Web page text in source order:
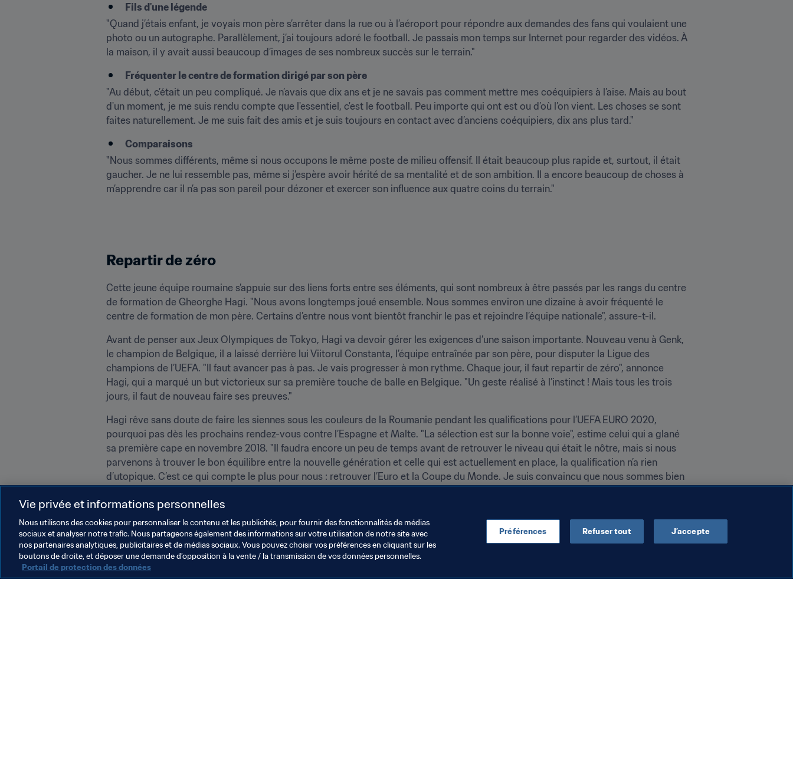
Fils d'une légende
"Quand j’étais enfant, je voyais mon père s’arrêter dans la rue ou à l’aéroport pour répondre aux demandes des fans qui voulaient une
photo ou un autographe. Parallèlement, j’ai toujours adoré le football. Je passais mon temps sur Internet pour regarder des vidéos. À
la maison, il y avait aussi beaucoup d’images de ses nombreux succès sur le terrain."
Fréquenter le centre de formation dirigé par son père
"Au début, c’était un peu compliqué. Je n’avais que dix ans et je ne savais pas comment mettre mes coéquipiers à l’aise. Mais au bout
d'un moment, je me suis rendu compte que l'essentiel, c'est le football. Peu importe qui ont est ou d’où l’on vient. Les choses se sont
faites naturellement. Je me suis fait des amis et je suis toujours en contact avec d’anciens coéquipiers, dix ans plus tard."
Comparaisons
"Nous sommes différents, même si nous occupons le même poste de milieu offensif. Il était beaucoup plus rapide et, surtout, il était
gaucher. Je ne lui ressemble pas, même si j’espère avoir hérité de sa mentalité et de son ambition. Il a encore beaucoup de choses à
m’apprendre car il n’a pas son pareil pour dézoner et exercer son influence aux quatre coins du terrain."
Repartir de zéro
Cette jeune équipe roumaine s’appuie sur des liens forts entre ses éléments, qui sont nombreux à être passés par les rangs du centre
de formation de Gheorghe Hagi. "Nous avons longtemps joué ensemble. Nous sommes environ une dizaine à avoir fréquenté le
centre de formation de mon père. Certains d’entre nous vont bientôt franchir le pas et rejoindre l’équipe nationale", assure-t-il.
Avant de penser aux Jeux Olympiques de Tokyo, Hagi va devoir gérer les exigences d’une saison importante. Nouveau venu à Genk,
le champion de Belgique, il a laissé derrière lui Viitorul Constanta, l’équipe entraînée par son père, pour disputer la Ligue des
champions de l’UEFA. "Il faut avancer pas à pas. Je vais progresser à mon rythme. Chaque jour, il faut repartir de zéro", annonce
Hagi, qui a marqué un but victorieux sur sa première touche de balle en Belgique. "Un geste réalisé à l’instinct ! Mais tous les trois
jours, il faut de nouveau faire ses preuves."
Hagi rêve sans doute de faire les siennes sous les couleurs de la Roumanie pendant les qualifications pour l’UEFA EURO 2020,
pourquoi pas dès les prochains rendez-vous contre l’Espagne et Malte. "La sélection est sur la bonne voie", estime celui qui a glané
sa première cape en novembre 2018. "Il faudra encore un peu de temps avant de retrouver le niveau qui était le nôtre, mais si nous
parvenons à trouver le bon équilibre entre la nouvelle génération et celle qui est actuellement en place, la qualification n’a rien
d’utopique. C’est ce qui compte le plus pour nous : retrouver l’Euro et la Coupe du Monde. Je suis convaincu que nous sommes bien
partis."
Vie privée et informations personnelles
Nous utilisons des cookies pour personnaliser le contenu et les publicités, pour fournir des fonctionnalités de médias
sociaux et analyser notre trafic. Nous partageons également des informations sur votre utilisation de notre site avec
nos partenaires analytiques, publicitaires et de médias sociaux. Vous pouvez choisir vos préférences en cliquant sur les
boutons de droite, et déposer une demande d’opposition à la vente / la transmission de vos données personnelles.
Portail de protection des données
Préférences Refuser tout J’accepte